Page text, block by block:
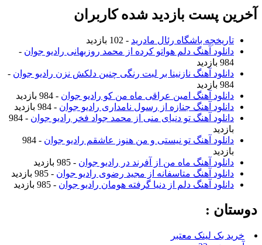
آخرین پست بازدید شده کاربران
تاریخچه باشگاه رئال مادرید - 102 بازدید
دانلود آهنگ دلم هواتو کرده از محمد روزبهانی رادیو جوان -
984 بازدید
دانلود آهنگ نازنینا بر لبت رنگی چنین دلکش نزن رادیو جوان -
984 بازدید
دانلود آهنگ امین عراقی ماه من کو رادیو جوان - 984 بازدید
دانلود آهنگ جنازه از رسول نامداری رادیو جوان - 984 بازدید
دانلود آهنگ تو دنیای منی از محمد جواد فخر رادیو جوان
- 984
بازدید
دانلود آهنگ تو نیستی و من هنوز عاشقم رادیو جوان
- 984
بازدید
دانلود آهنگ ماه من از آفرند در رادیو جوان - 985 بازدید
دانلود آهنگ متاسفانه از مجید رضوی رادیو جوان - 985 بازدید
دانلود آهنگ دلم از دنیا گرفته هومان رادیو جوان - 985 بازدید
دوستان :
خرید بک لینک معتبر